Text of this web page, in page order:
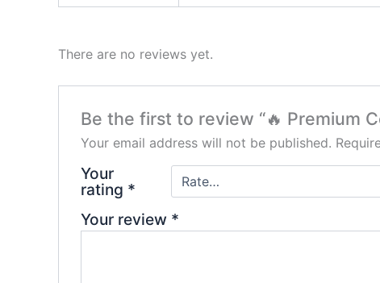
There are no reviews yet.
Be the first to review “🔥 Premium
Your email address will not be published.
Your
rating *
Your review *